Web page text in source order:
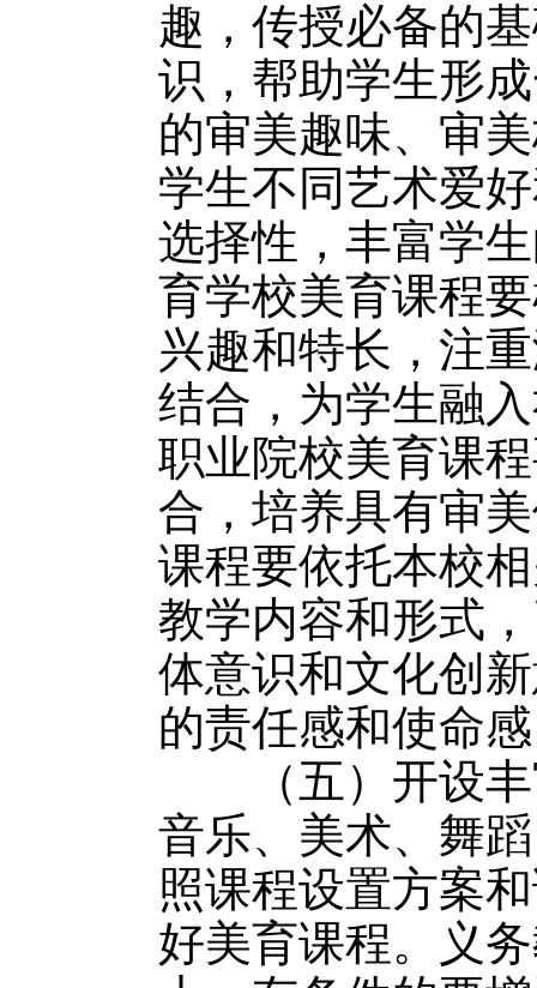
趣，传授必备的
识，帮助学生形
的审美趣味、审
学生不同艺术爱
选择性，丰富学
育学校美育课程
兴趣和特长，注
结合，为学生融
职业院校美育课
合，培养具有审
课程要依托本校
教学内容和形式
体意识和文化创
的责任感和使命
（五）开设丰
音乐、美术、舞
照课程设置方案
好美育课程。义